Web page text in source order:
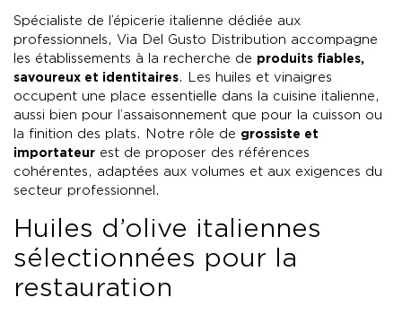
Spécialiste de l’épicerie italienne dédiée aux
professionnels, Via Del Gusto Distribution accompagne
les établissements à la recherche de produits fiables,
savoureux et identitaires. Les huiles et vinaigres
occupent une place essentielle dans la cuisine italienne,
aussi bien pour l’assaisonnement que pour la cuisson ou
la finition des plats. Notre rôle de grossiste et
importateur est de proposer des références
cohérentes, adaptées aux volumes et aux exigences du
secteur professionnel.
Huiles d’olive italiennes
sélectionnées pour la
restauration